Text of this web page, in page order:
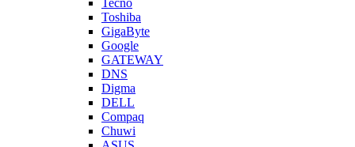
Tecno
Toshiba
GigaByte
Google
GATEWAY
DNS
Digma
DELL
Compaq
Chuwi